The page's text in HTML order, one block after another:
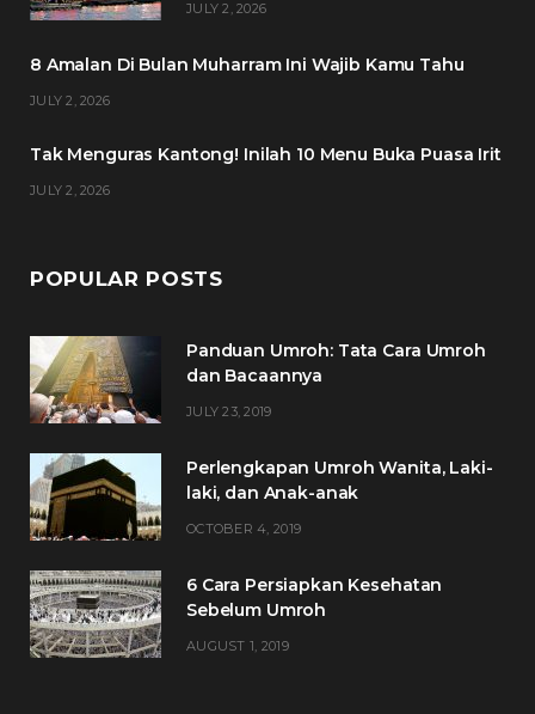
JULY 2, 2026
8 Amalan Di Bulan Muharram Ini Wajib Kamu Tahu
JULY 2, 2026
Tak Menguras Kantong! Inilah 10 Menu Buka Puasa Irit
JULY 2, 2026
POPULAR POSTS
Panduan Umroh: Tata Cara Umroh
dan Bacaannya
JULY 23, 2019
Perlengkapan Umroh Wanita, Laki-
laki, dan Anak-anak
OCTOBER 4, 2019
6 Cara Persiapkan Kesehatan
Sebelum Umroh
AUGUST 1, 2019